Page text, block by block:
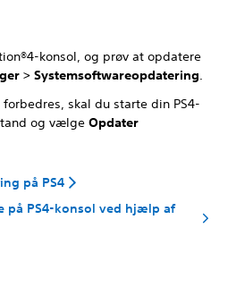
konsol, og prøv at opdatere
> Systemsoftwareopdatering.
skal du starte din PS4-
og vælge Opdater
på PS4
på PS4-konsol ved hjælp af